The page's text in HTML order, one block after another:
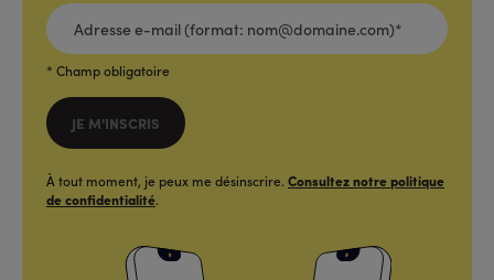
ADRESSE
E-
MAIL
(FORMAT:
NOM@DOMAINE.COM)*
* Champ obligatoire
JE M'INSCRIS
À tout moment, je peux me désinscrire. Consultez notre politique
de confidentialité.